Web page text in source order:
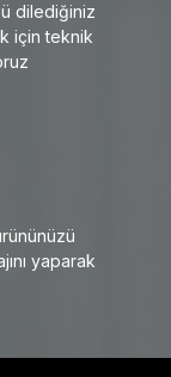
dilediğiniz
için teknik
yaparak